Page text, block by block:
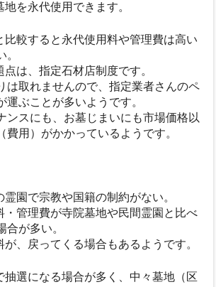
地を永代使用できます。
比較すると永代使用料や管理費は高い
。
点は、指定石材店制度です。
は取れませんので、指定業者さんのペ
運ぶことが多いようです。
ンスにも、お墓じまいにも市場価格以
費用）がかかっているようです。
霊園で宗教や国籍の制約がない。
・管理費が寺院墓地や民間霊園と比べ
合が多い。
が、戻ってくる場合もあるようです。
抽選になる場合が多く、中々墓地（区